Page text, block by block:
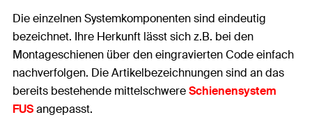
Die einzelnen Systemkomponenten sind eindeutig
bezeichnet. Ihre Herkunft lässt sich z.B. bei den
Montageschienen über den eingravierten Code einfach
nachverfolgen. Die Artikelbezeichnungen sind an das
bereits bestehende mittelschwereSchienensystem
FUSangepasst.